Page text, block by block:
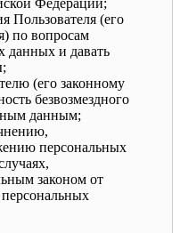
Федерации;
Пользователя (его
по вопросам
данных и давать
(его законному
безвозмездного
данным;
персональных
законом от